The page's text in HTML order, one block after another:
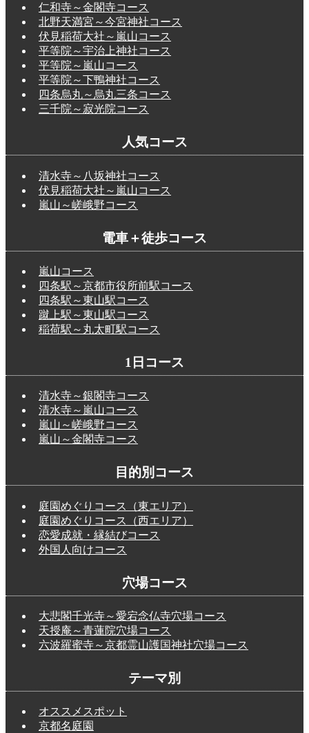
仁和寺～金閣寺コース
北野天満宮～今宮神社コース
伏見稲荷大社～嵐山コース
平等院～宇治上神社コース
平等院～嵐山コース
平等院～下鴨神社コース
四条烏丸～烏丸三条コース
三千院～寂光院コース
人気コース
清水寺～八坂神社コース
伏見稲荷大社～嵐山コース
嵐山～嵯峨野コース
電車＋徒歩コース
嵐山コース
四条駅～京都市役所前駅コース
四条駅～東山駅コース
蹴上駅～東山駅コース
稲荷駅～丸太町駅コース
1日コース
清水寺～銀閣寺コース
清水寺～嵐山コース
嵐山～嵯峨野コース
嵐山～金閣寺コース
目的別コース
庭園めぐりコース（東エリア）
庭園めぐりコース（西エリア）
恋愛成就・縁結びコース
外国人向けコース
穴場コース
大悲閣千光寺～愛宕念仏寺穴場コース
天授庵～青蓮院穴場コース
六波羅蜜寺～京都霊山護国神社穴場コース
テーマ別
オススメスポット
京都名庭園